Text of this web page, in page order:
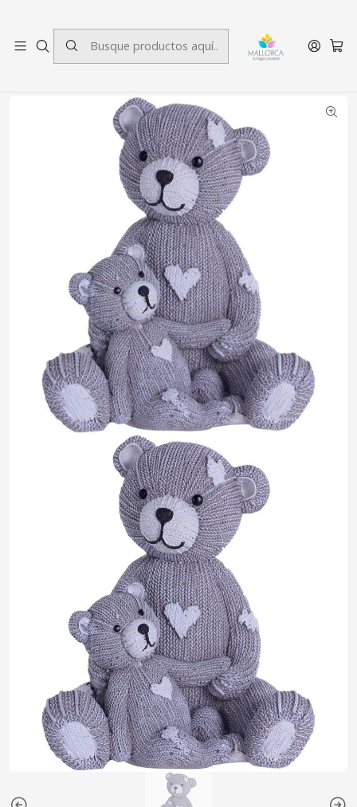
Inicio Decoración Infantil Alcancia Ositos Family Tejido Gris